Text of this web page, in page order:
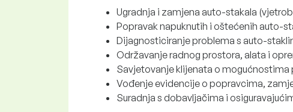
Ugradnja i zamjena auto-stakala
Popravak napuknutih i oštećenih auto-
Dijagnosticiranje problema s auto-
Održavanje radnog prostora, alata i
Savjetovanje klijenata o mogućnostima
Vođenje evidencije o popravcima,
Suradnja s dobavljačima i